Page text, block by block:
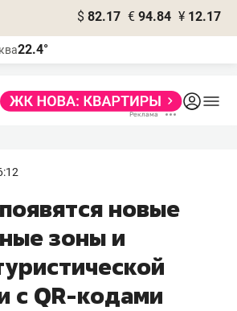
$ 82.17 € 94.84 ¥ 12.17
22.4°
новые
зоны и
с QR-кодами